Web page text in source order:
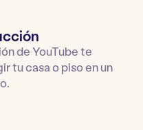
de YouTube te
tu casa o piso en un